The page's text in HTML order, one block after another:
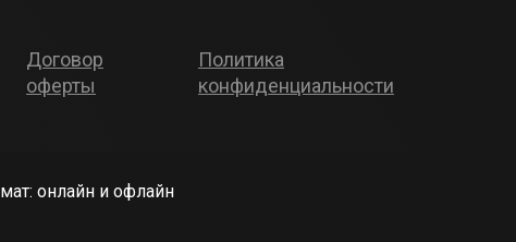
Политика
конфиденциальности
Договор
оферты
онлайн и офлайн